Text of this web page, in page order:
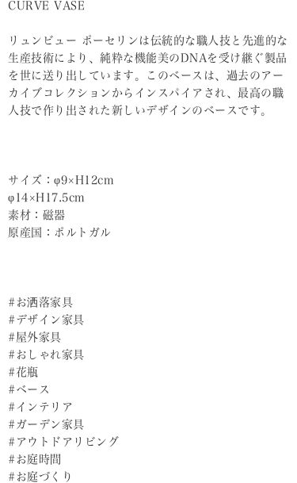
CURVE VASE
リュンビュー ポーセリンは伝統的な職人技と先進的な
生産技術により、純粋な機能美のDNAを受け継ぐ製品
を世に送り出しています。このベースは、過去のアー
カイブコレクションからインスパイアされ、最高の職
人技で作り出された新しいデザインのベースです。
サイズ：φ9×H12cm
φ14×H17.5cm
素材：磁器
原産国：ポルトガル
#お洒落家具
#デザイン家具
#屋外家具
#おしゃれ家具
#花瓶
#ベース
#インテリア
#ガーデン家具
#アウトドアリビング
#お庭時間
#お庭づくり